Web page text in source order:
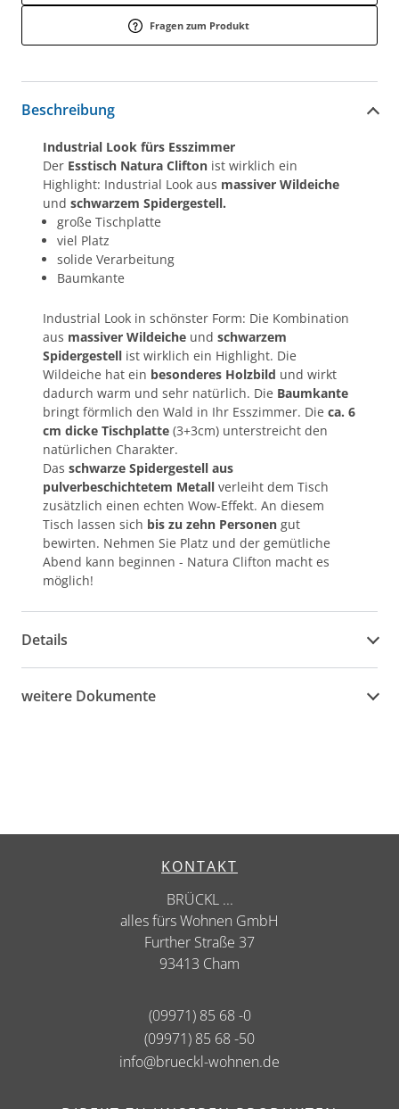
Fragen zum Produkt
Beschreibung
Industrial Look fürs Esszimmer
Der Esstisch Natura Clifton ist wirklich ein
Highlight: Industrial Look aus massiver Wildeiche
und schwarzem Spidergestell.
große Tischplatte
viel Platz
solide Verarbeitung
Baumkante
Industrial Look in schönster Form: Die Kombination
aus massiver Wildeiche und schwarzem
Spidergestell ist wirklich ein Highlight. Die
Wildeiche hat ein besonderes Holzbild und wirkt
dadurch warm und sehr natürlich. Die Baumkante
bringt förmlich den Wald in Ihr Esszimmer. Die ca. 6
cm dicke Tischplatte (3+3cm) unterstreicht den
natürlichen Charakter.
Das schwarze Spidergestell aus
pulverbeschichtetem Metall verleiht dem Tisch
zusätzlich einen echten Wow-Effekt. An diesem
Tisch lassen sich bis zu zehn Personen gut
bewirten. Nehmen Sie Platz und der gemütliche
Abend kann beginnen - Natura Clifton macht es
möglich!
Details
weitere Dokumente
KONTAKT
BRÜCKL ...
alles fürs Wohnen GmbH
Further Straße 37
93413 Cham
(09971) 85 68 -0
(09971) 85 68 -50
info@brueckl-wohnen.de